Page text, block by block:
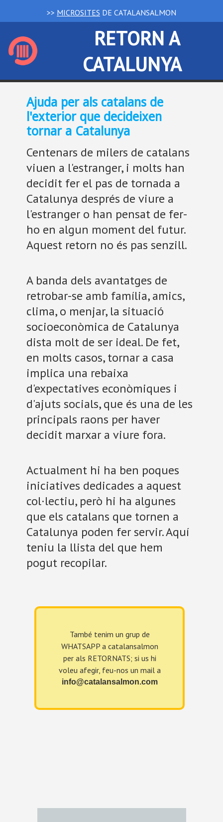
>> MICROSITES DE CATALANSALMON
RETORN A
CATALUNYA
Ajuda per als catalans de
l'exterior que decideixen
tornar a Catalunya
Centenars de milers de catalans
viuen a l'estranger, i molts han
decidit fer el pas de tornada a
Catalunya després de viure a
l'estranger o han pensat de fer-
ho en algun moment del futur.
Aquest retorn no és pas senzill.
A banda dels avantatges de
retrobar-se amb família, amics,
clima, o menjar, la situació
socioeconòmica de Catalunya
dista molt de ser ideal. De fet,
en molts casos, tornar a casa
implica una rebaixa
d'expectatives econòmiques i
d'ajuts socials, que és una de les
principals raons per haver
decidit marxar a viure fora.
Actualment hi ha ben poques
iniciatives dedicades a aquest
col·lectiu, però hi ha algunes
que els catalans que tornen a
Catalunya poden fer servir. Aquí
teniu la llista del que hem
pogut recopilar.
També tenim un grup de
WHATSAPP a catalansalmon
per als RETORNATS; si us hi
voleu afegir, feu-nos un mail a
info@catalansalmon.com